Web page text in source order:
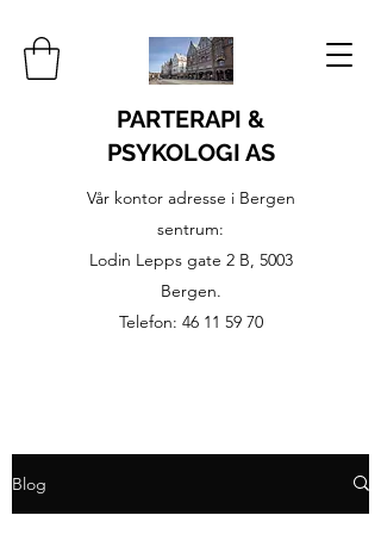
PARTERAPI &
PSYKOLOGI AS
Vår kontor adresse i Bergen
sentrum:
Lodin Lepps gate 2 B, 5003
Bergen.
Telefon: 46 11 59 70
Blog